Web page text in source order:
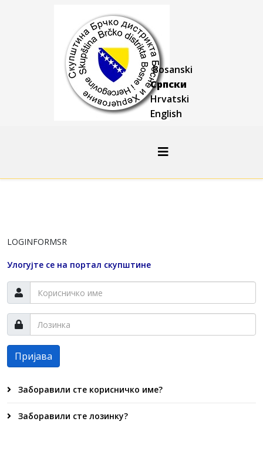
Bosanski
Српски
Hrvatski
English
LOGINFORMSR
Улогујте се на портал скупштине
Пријава
Заборавили сте корисничко име?
Заборавили сте лозинку?